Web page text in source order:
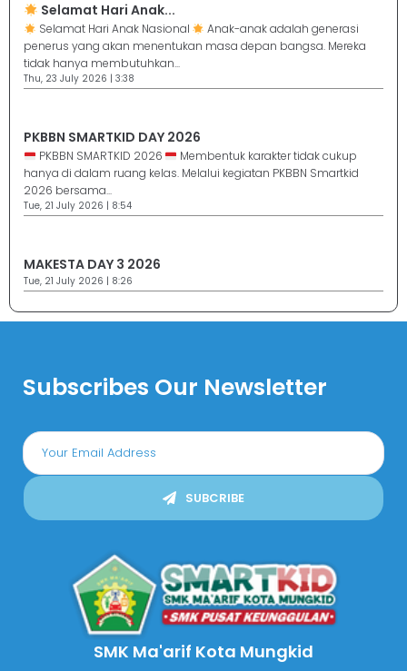
Selamat Hari Anak...
Selamat Hari Anak Nasional
Anak-anak adalah generasi
penerus yang akan menentukan masa depan bangsa. Mereka
tidak hanya membutuhkan...
Thu, 23 July 2026 | 3:38
PKBBN SMARTKID DAY 2026
PKBBN SMARTKID 2026
Membentuk karakter tidak cukup
hanya di dalam ruang kelas. Melalui kegiatan PKBBN Smartkid
2026 bersama...
Tue, 21 July 2026 | 8:54
MAKESTA DAY 3 2026
Tue, 21 July 2026 | 8:26
Subscribes Our Newsletter
SUBCRIBE
SMK Ma'arif Kota Mungkid